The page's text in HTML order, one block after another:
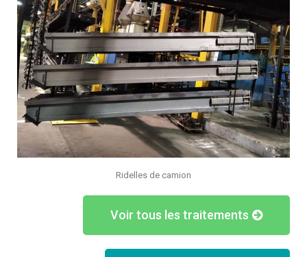
Ridelles de camion
Voir tous les traitements